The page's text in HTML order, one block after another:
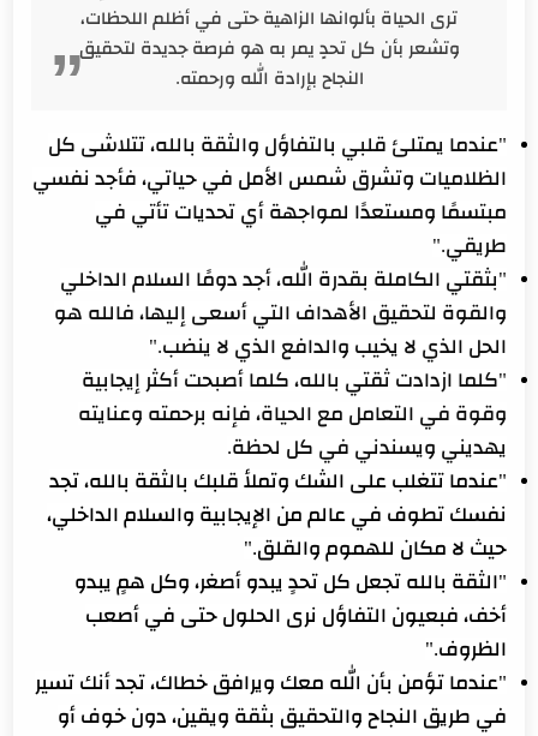
ترى الحياة بألوانها الزاهية حتى في أظلم اللحظات،
وتشعر بأن كل تحدٍ يمر به هو فرصة جديدة لتحقيق
النجاح بإرادة الله ورحمته.
"عندما يمتلئ قلبي بالتفاؤل والثقة بالله، تتلاشى كل
الظلاميات وتشرق شمس الأمل في حياتي، فأجد نفسي
مبتسمًا ومستعدًا لمواجهة أي تحديات تأتي في
طريقي."
"بثقتي الكاملة بقدرة الله، أجد دومًا السلام الداخلي
والقوة لتحقيق الأهداف التي أسعى إليها، فالله هو
الحل الذي لا يخيب والدافع الذي لا ينضب."
"كلما ازدادت ثقتي بالله، كلما أصبحت أكثر إيجابية
وقوة في التعامل مع الحياة، فإنه برحمته وعنايته
يهديني ويسندني في كل لحظة.
"عندما تتغلب على الشك وتملأ قلبك بالثقة بالله، تجد
نفسك تطوف في عالم من الإيجابية والسلام الداخلي،
حيث لا مكان للهموم والقلق."
"الثقة بالله تجعل كل تحدٍ يبدو أصغر، وكل همٍ يبدو
أخف، فبعيون التفاؤل نرى الحلول حتى في أصعب
الظروف."
"عندما تؤمن بأن الله معك ويرافق خطاك، تجد أنك تسير
في طريق النجاح والتحقيق بثقة ويقين، دون خوف أو